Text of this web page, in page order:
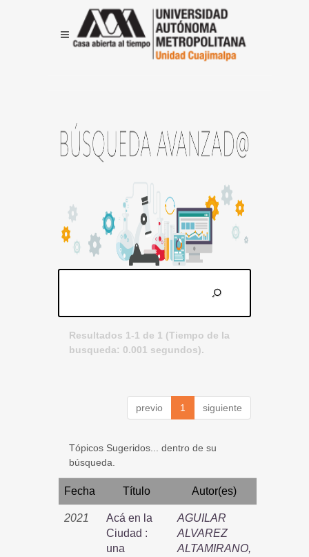
Resultados 1-1 de 1 (Tiempo de la
busqueda: 0.001 segundos).
previo 1 siguiente
Tópicos Sugeridos... dentro de su
búsqueda.
Fecha Título Autor(es)
2021
Acá en la
Ciudad :
una
AGUILAR
ALVAREZ
ALTAMIRANO,